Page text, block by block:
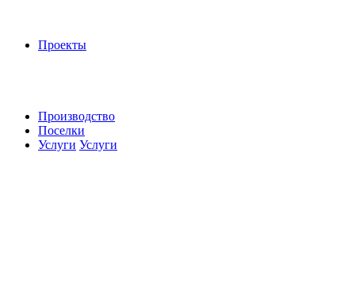
Проекты
Производство
Поселки
Услуги Услуги